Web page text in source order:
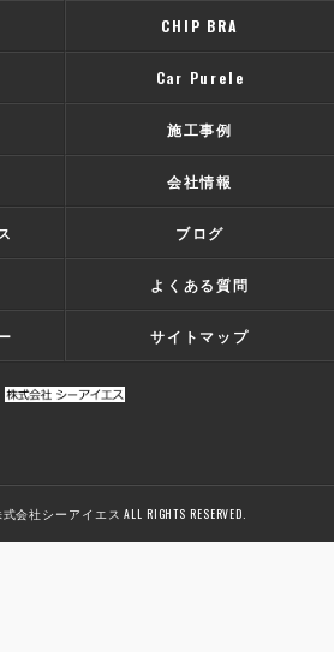
CHIP BRA
Car Purele
施工事例
会社情報
ブログ
よくある質問
サイトマップ
会社シーアイエス ALL RIGHTS RESERVED.